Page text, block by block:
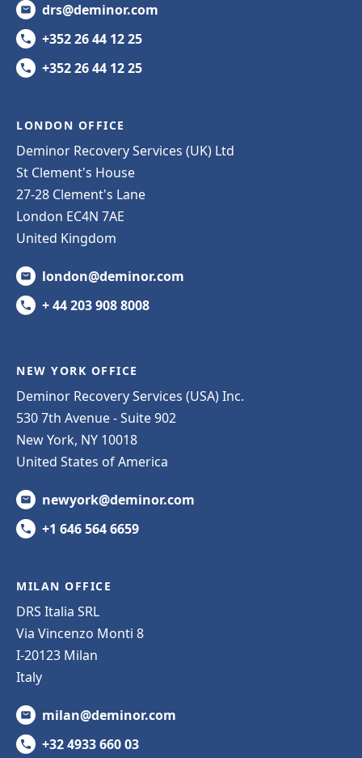
drs@deminor.com
+352 26 44 12 25
+352 26 44 12 25
LONDON OFFICE
Deminor Recovery Services (UK) Ltd
St Clement's House
27-28 Clement's Lane
London EC4N 7AE
United Kingdom
london@deminor.com
+ 44 203 908 8008
NEW YORK OFFICE
Deminor Recovery Services (USA) Inc.
530 7th Avenue - Suite 902
New York, NY 10018
United States of America
newyork@deminor.com
+1 646 564 6659
MILAN OFFICE
DRS Italia SRL
Via Vincenzo Monti 8
I-20123 Milan
Italy
milan@deminor.com
+32 4933 660 03